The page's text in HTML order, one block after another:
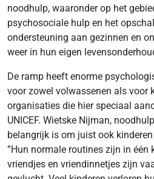
noodhulp, waaronder op het
psychosociale hulp en het
ondersteuning aan gezinnen en
weer in hun eigen
De ramp heeft enorme
voor zowel volwassenen als voor
organisaties die hier speciaal
UNICEF. Wietske Nijman,
belangrijk is om juist ook
”Hun normale routines zijn in één
vriendjes en vriendinnetjes zijn